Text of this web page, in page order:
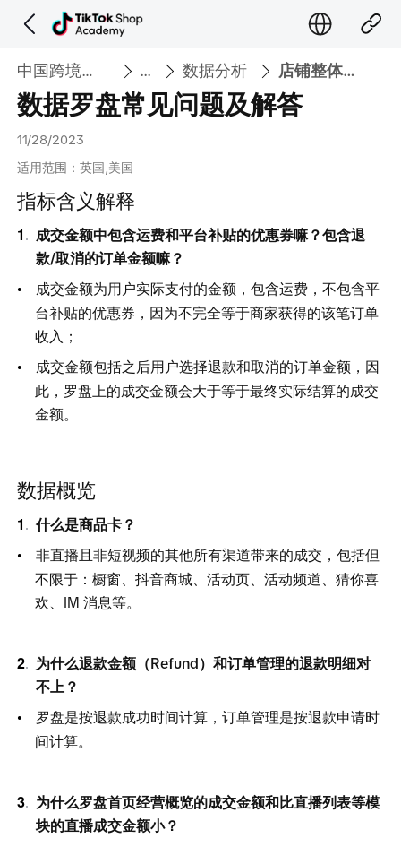
中国跨境大学 ... 数据分析 店铺整体数据分析
数据罗盘常见问题及解答
11/28/2023
适用范围：英国,美国
指标含义解释
成交金额中包含运费和平台补贴的优惠券嘛？包含退
款/取消的订单金额嘛？
成交金额为用户实际支付的金额，包含运费，不包含平
台补贴的优惠券，因为不完全等于商家获得的该笔订单
收入；
成交金额包括之后用户选择退款和取消的订单金额，因
此，罗盘上的成交金额会大于等于最终实际结算的成交
金额。
数据概览
什么是商品卡？
非直播且非短视频的其他所有渠道带来的成交，包括但
不限于：橱窗、抖音商城、活动页、活动频道、猜你喜
欢、I
M消息等。
为什么退款金额（Refund）和订单管理的退款明细对
不上？
罗盘是按退款成功时间计算，订单管理是按退款申请时
间计算。
为什么罗盘首页经营概览的成交金额和比直播列表等模
块的直播成交金额小？